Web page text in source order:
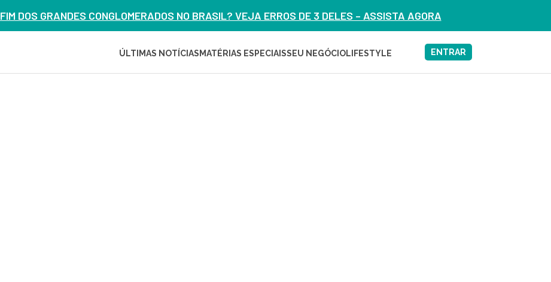
FIM DOS GRANDES CONGLOMERADOS NO BRASIL? VEJA ERROS DE 3 DELES – ASSISTA AGORA
ÚLTIMAS NOTÍCIAS MATÉRIAS ESPECIAISSEU NEGÓCIOLIFESTYLE ENTRAR